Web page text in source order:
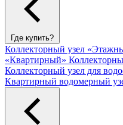
Где купить?
Коллекторный узел
«Квартирный»
Коллекторный узел для
Квартирный водомерный